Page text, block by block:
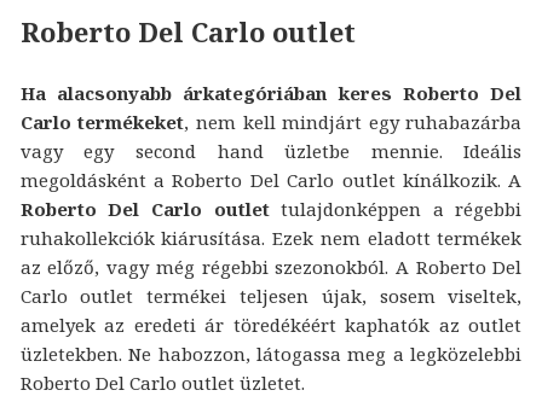
Roberto Del Carlo outlet
Ha alacsonyabb árkategóriában keres Roberto Del
Carlo termékeket, nem kell mindjárt egy ruhabazárba
vagy egy second hand üzletbe mennie. Ideális
megoldásként a Roberto Del Carlo outlet kínálkozik. A
Roberto Del Carlo outlettulajdonképpen a régebbi
ruhakollekciók kiárusítása. Ezek nem eladott termékek
az előző, vagy még régebbi szezonokból. A Roberto Del
Carlo outlet termékei teljesen újak, sosem viseltek,
amelyek az eredeti ár töredékéért kaphatók az outlet
üzletekben. Ne habozzon, látogassa meg a legközelebbi
Roberto Del Carlo outlet üzletet.